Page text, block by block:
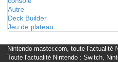
Autre
Deck Builder
Jeu de plateau
Nintendo-master.com, toute l'actualité
Toute l'actualité Nintendo : Switch,